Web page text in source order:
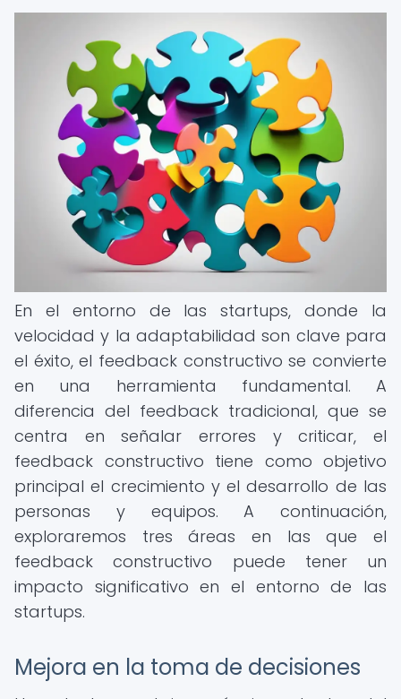
En el entorno de las startups, donde la
velocidad y la adaptabilidad son clave para
el éxito, el feedback constructivo se convierte
en una herramienta fundamental. A
diferencia del feedback tradicional, que se
centra en señalar errores y criticar, el
feedback constructivo tiene como objetivo
principal el crecimiento y el desarrollo de las
personas y equipos. A continuación,
exploraremos tres áreas en las que el
feedback constructivo puede tener un
impacto significativo en el entorno de las
startups.
Mejora en la toma de decisiones